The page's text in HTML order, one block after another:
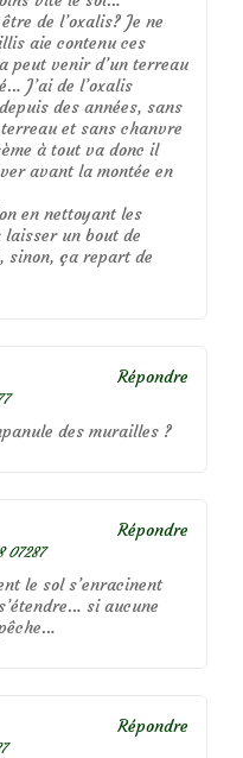
de l’oxalis? Je ne
aie contenu ces
peut venir d’un terreau
J’ai de l’oxalis
des années, sans
et sans chanvre
à tout va donc il
avant la montée en
en nettoyant les
laisser un bout de
sinon, ça repart de
des murailles ?
Répondre
07287
le sol s’enracinent
si aucune
Répondre
Répondre